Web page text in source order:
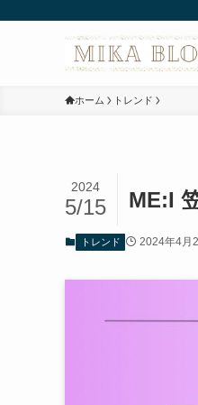
ホーム トレンド
ME:I
2024
5/15
トレンド 2024年4月